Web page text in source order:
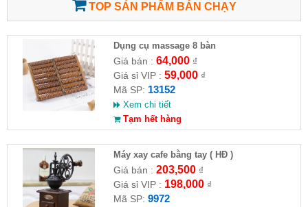
TOP SẢN PHẨM BÁN CHẠY
Dụng cụ massage 8 bàn
Giá bán : 64,000₫
Giá sỉ VIP : 59,000₫
Mã SP: 13152
Xem chi tiết
Tạm hết hàng
Máy xay cafe bằng tay ( HĐ )
Giá bán : 203,500₫
Giá sỉ VIP : 198,000₫
Mã SP: 9972